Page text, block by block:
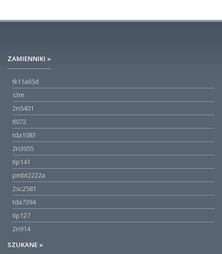
ZAMIENNIKI »
tk11a65d
s3m
2n5401
tl072
tda1083
2n3055
tip141
pmbt2222a
2sc2581
tda7394
tip127
2n914
SZUKANE »